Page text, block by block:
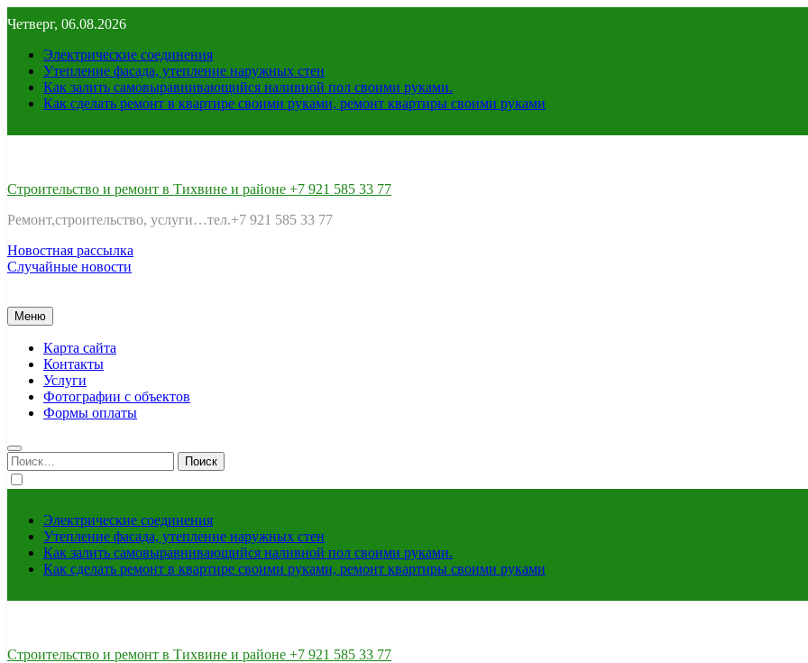
к
содержимому
Четверг, 06.08.2026
Электрические соединения
Утепление фасада, утепление наружных стен
Как залить самовыравнивающийся наливной пол своими руками.
Как сделать ремонт в квартире своими руками, ремонт квартиры своими руками
Строительство и ремонт в Тихвине и районе +7 921 585 33 77
Ремонт,строительство, услуги…тел.+7 921 585 33 77
Новостная рассылка
Случайные новости
Меню
Карта сайта
Контакты
Услуги
Фотографии с объектов
Формы оплаты
Найти:
Электрические соединения
Утепление фасада, утепление наружных стен
Как залить самовыравнивающийся наливной пол своими руками.
Как сделать ремонт в квартире своими руками, ремонт квартиры своими руками
Строительство и ремонт в Тихвине и районе +7 921 585 33 77